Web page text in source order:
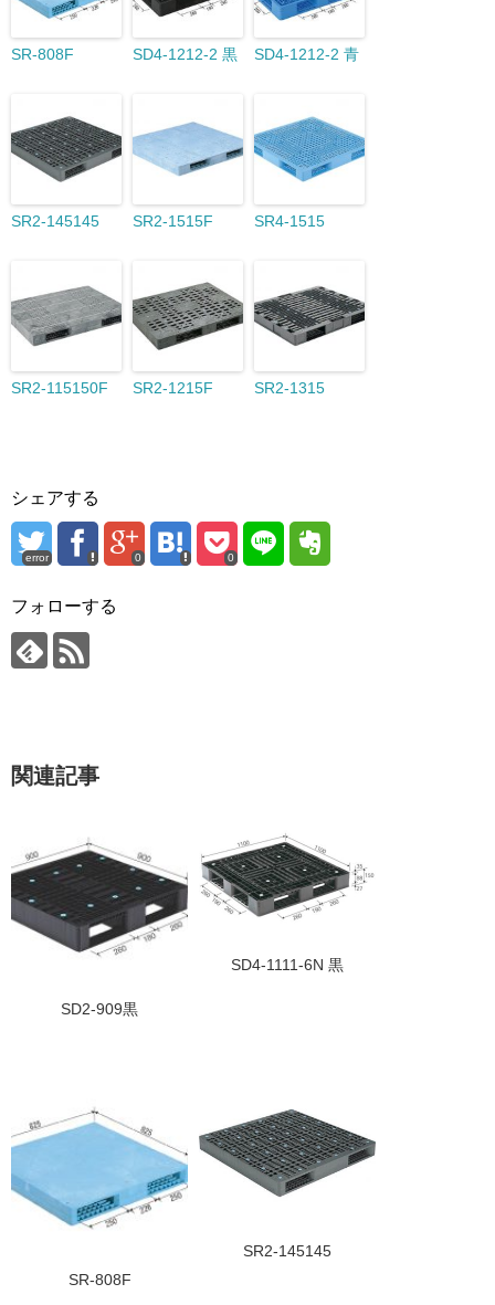
SR-808F SD4-1212-2 黒 SD4-1212-2 青
SR2-145145 SR2-1515F SR4-1515
SR2-115150F SR2-1215F SR2-1315
シェアする
error 0 0
フォローする
関連記事
SD2-909黒
SD4-1111-6N 黒
SR-808F
SR2-145145